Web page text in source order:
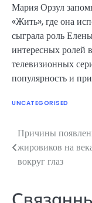
Мария Орзул
«Жить», где она
сыграла роль
интересных ролей
телевизионных
популярность и
UNCATEGORISED
Навигация
по
Причины
жировиков на
вокруг глаз